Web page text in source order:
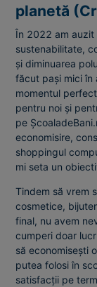
planetă
În 2022 am auzit
sustenabilitate,
și diminuarea
făcut pași mici în
momentul
pentru noi și
pe
economisire,
shoppingul
mi seta un
Tindem să vrem
cosmetice,
final, nu avem
cumperi doar
să economisești
putea folosi în
satisfacții pe